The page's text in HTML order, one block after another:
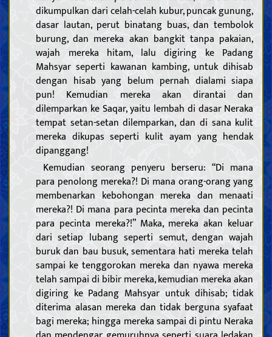
dikumpulkan dari celah-celah kubur, puncak gunung,
dasar lautan, perut binatang buas, dan tembolok
burung, dan mereka akan bangkit tanpa pakaian,
wajah mereka hitam, lalu digiring ke Padang
Mahsyar seperti kawanan kambing, untuk dihisab
dengan hisab yang belum pernah dialami siapa
pun! Kemudian mereka akan dirantai dan
dilemparkan ke Saqar, yaitu lembah di dasar Neraka
tempat setan-setan dilemparkan, dan di sana kulit
mereka dikupas seperti kulit ayam yang hendak
dipanggang!
Kemudian seorang penyeru berseru: “Di mana
para penolong mereka?! Di mana orang-orang yang
membenarkan kebohongan mereka dan menaati
mereka?! Di mana para pecinta mereka dan pecinta
para pecinta mereka?!” Maka, mereka akan keluar
dari setiap lubang seperti semut, dengan wajah
buruk dan bau busuk, sementara hati mereka telah
sampai ke tenggorokan mereka dan nyawa mereka
telah sampai di bibir mereka, kemudian mereka akan
digiring ke Padang Mahsyar untuk dihisab; tidak
diterima alasan mereka dan tidak berguna syafaat
bagi mereka; hingga mereka sampai di pintu Neraka